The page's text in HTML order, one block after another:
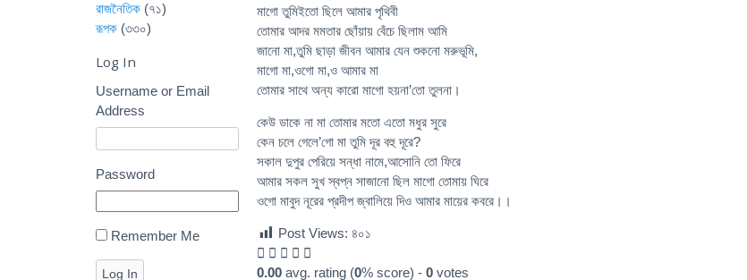
মাগো তুমিইতো ছিলে আমার পৃথিবী
তোমার আদর মমতার ছোঁয়ায় বেঁচে ছিলাম আমি
জানো মা,তুমি ছাড়া জীবন আমার যেন শুকনো মরুভূমি,
মাগো মা,ওগো মা,ও আমার মা
তোমার সাথে অন্য কারো মাগো হয়না’তো তুলনা।
কেউ ডাকে না মা তোমার মতো এতো মধুর সুরে
কেন চলে গেলে’গো মা তুমি দূর বহু দূরে?
সকাল দুপুর পেরিয়ে সন্ধা নামে,আসোনি তো ফিরে
আমার সকল সুখ স্বপ্ন সাজানো ছিল মাগো তোমায় ঘিরে
ওগো মাবুদ নূরের প্রদীপ জ্বালিয়ে দিও আমার মায়ের কবরে।।
Post Views: ৪০১
0.00 avg. rating (0% score) - 0 votes
রাজনৈতিক (৭১)
রূপক (৩৩০)
Log In
Username or Email
Address
Password
Remember Me
Log In